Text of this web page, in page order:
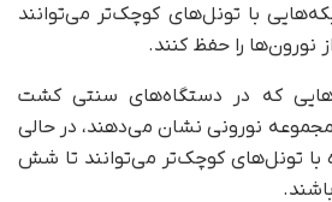
با تونل‌های کوچک‌تر می‌توانند
نورون‌ها را حفظ کنند.
که در دستگاه‌های سنتی کشت
نورونی نشان می‌دهند، در حالی
تونل‌های کوچک‌تر می‌توانند تا شش